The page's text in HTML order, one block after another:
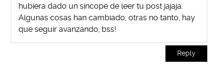
hubiera dado un síncope de leer tu post jajaja.
Algunas cosas han cambiado, otras no tanto, hay
que seguir avanzando, bss!
Reply